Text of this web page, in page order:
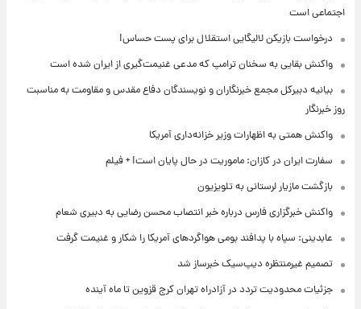
اجتماعی است
درخواست بازیکن لالیگایی استقلال برای پست حساس!
واکنش بقایی به سخنان ترامپ که مدعی غنیمت‌گیری از ایران شده است
بیانیه دبیرکل مجمع خبرنگاران و نویسندگان دفاع مقدس و مقاومت به مناسبت
روز خبرنگار
واکنش همتی به اظهارات وزیر خزانه‌داری آمریکا
سفارت ایران در کازان: ماموریت در حال پایان است! + فیلم
بازگشت مازیار لرستانی به تلویزیون
واکنش خبرگزاری فارس درباره خبر انتصاب محسن رضایی به دبیری شعام
عابدینی: سپاه با پدافند بومی هواگردهای آمریکا را شکار و غنیمت گرفت
تصمیم غیرمنتظره دیپ‌سیک خبرساز شد
جزئیات محدودیت تردد در آزادراه تهران کرج قزوین تا ماه آینده